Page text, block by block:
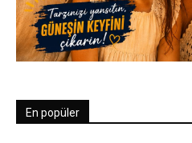
En popüler